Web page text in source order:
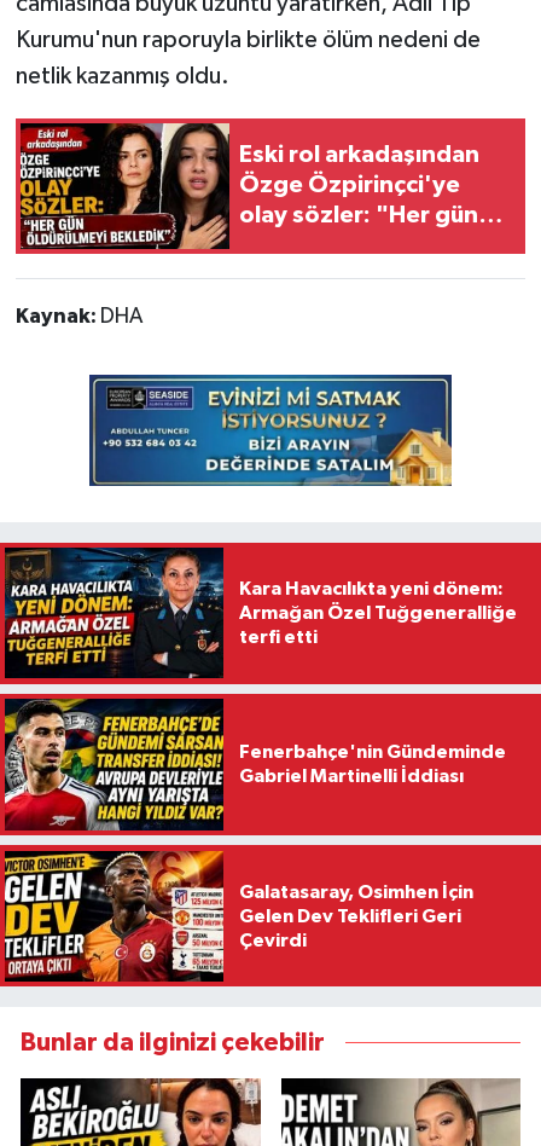
Kurumu'nun raporuyla birlikte ölüm nedeni de
netlik kazanmış oldu.
Eski rol arkadaşından
Özge Özpirinçci'ye
olay sözler: "Her gün
Kaynak: DHA
Kara Havacılıkta yeni dönem:
Armağan Özel Tuğgeneralliğe
terfi etti
Fenerbahçe'nin Gündeminde
Gabriel Martinelli İddiası
Galatasaray, Osimhen İçin
Gelen Dev Teklifleri Geri
Çevirdi
Bunlar da ilginizi çekebilir